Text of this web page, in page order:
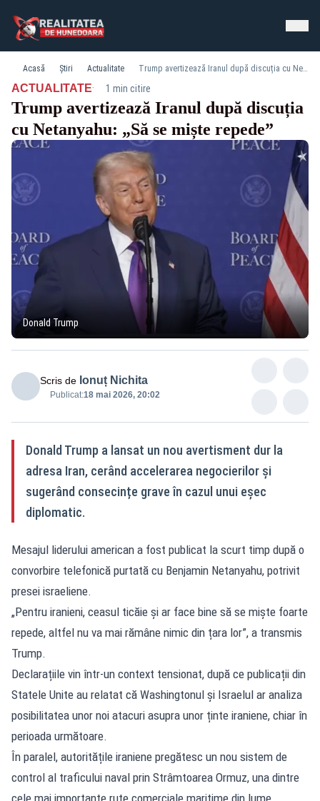
Acasă Știri Actualitate Trump avertizează Iranul după discuția cu Netanyahu: „Să se miște repede”
ACTUALITATE· 1 min citire
Trump avertizează Iranul după discuția
cu Netanyahu: „Să se miște repede”
Donald Trump
Scris de Ionuț Nichita
Publicat:18 mai 2026, 20:02
Donald Trump a lansat un nou avertisment dur la
adresa Iran, cerând accelerarea negocierilor și
sugerând consecințe grave în cazul unui eșec
diplomatic.
Mesajul liderului american a fost publicat la scurt timp după o
convorbire telefonică purtată cu Benjamin Netanyahu, potrivit
presei israeliene.
„Pentru iranieni, ceasul ticăie și ar face bine să se miște foarte
repede, altfel nu va mai rămâne nimic din țara lor”, a transmis
Trump.
Declarațiile vin într-un context tensionat, după ce publicații din
Statele Unite au relatat că Washingtonul și Israelul ar analiza
posibilitatea unor noi atacuri asupra unor ținte iraniene, chiar în
perioada următoare.
În paralel, autoritățile iraniene pregătesc un nou sistem de
control al traficului naval prin Strâmtoarea Ormuz, una dintre
cele mai importante rute comerciale maritime din lume.